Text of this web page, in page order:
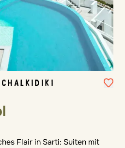
Flair in Sarti: Suiten mit